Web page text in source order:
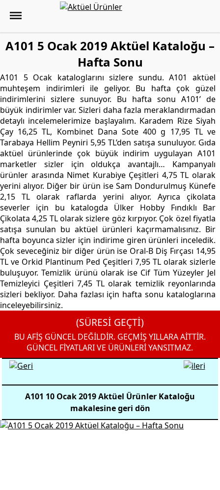
A101 5 Ocak 2019 Aktüel Kataloğu –
Hafta Sonu
A101 5 Ocak kataloglarını sizlere sundu. A101 aktüel
muhteşem indirimleri ile geliyor. Bu hafta çok güzel
indirimlerini sizlere sunuyor. Bu hafta sonu A101’ de
büyük indirimler var. Sizleri daha fazla meraklandırmadan
detaylı incelemelerimize başlayalım. Karadem Rize Siyah
Çay 16,25 TL, Kombinet Dana Sote 400 g 17,95 TL ve
Tarabaya Hellim Peyniri 5,95 TL’den satışa sunuluyor. Gıda
aktüel ürünlerinde çok büyük indirim uygulayan A101
marketler sizler için oldukça avantajlı… Kampanyalı
ürünler arasında Nimet Kurabiye Çeşitleri 4,75 TL olarak
yerini alıyor. Diğer bir ürün ise Sam Dondurulmuş Künefe
2,15 TL olarak raflarda yerini alıyor. Ayrıca çikolata
severler için bu katalogda Ülker Hobby Fındıklı Bar
Çikolata 4,25 TL olarak sizlere göz kırpıyor. Çok özel fiyatla
satışa sunulan bu aktüel ürünleri kaçırmamalısınız. Bir
hafta boyunca sizler için indirime giren ürünleri inceledik.
Çok seveceğiniz bir diğer ürün ise Oral-B Diş Fırçası 14,95
TL ve Orkid Plantinum Ped Çeşitleri 7,95 TL olarak sizlerle
buluşuyor. Temizlik ürünü olarak ise Cif Tüm Yüzeyler Jel
Temizleyici Çeşitleri 7,45 TL olarak temizlik reyonlarında
sizleri bekliyor. Daha fazlası için hafta sonu kataloglarına
inceleyebilirsiniz.
(SÜRESİ GEÇTİ)
BU AFİŞ GÜNCEL DEĞİLDİR. GEÇMİŞ YILLARA AİTTİR.
GÜNCEL FİYATLARI VE ÜRÜNLERİ YANSITMAZ.
A101 10 Ocak 2019 Aktüel Ürünler Kataloğu
makalesine geri dön